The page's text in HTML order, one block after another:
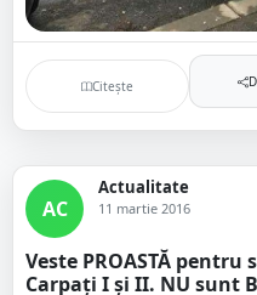
Citește
AC
Actualitate
11 martie 2016
Veste PROASTĂ
Carpați I și II. NU sunt